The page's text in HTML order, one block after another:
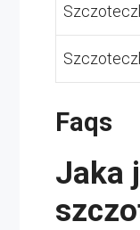
Faqs
Jaka